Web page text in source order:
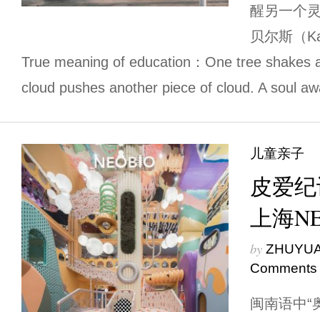
醒另一个
贝尔斯（
True meaning of education：One tree shakes
cloud pushes another piece of cloud. A soul
儿童亲子
皮爱
上海
by
Comments
闽南语中“